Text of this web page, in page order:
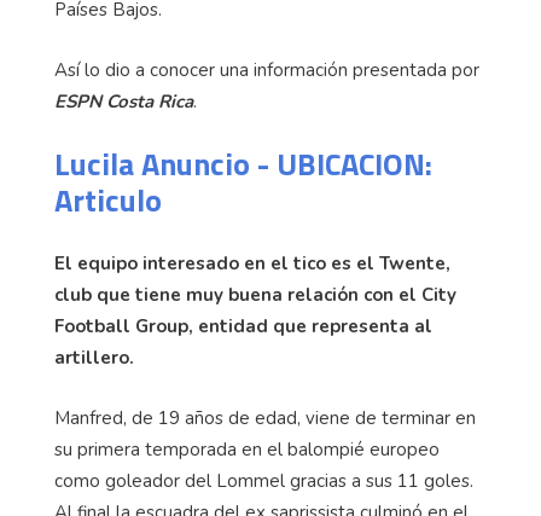
Países Bajos.
Así lo dio a conocer una información presentada por
ESPN Costa Rica.
Lucila Anuncio - UBICACION:
Articulo
El equipo interesado en el tico es el Twente,
club que tiene muy buena relación con el City
Football Group, entidad que representa al
artillero.
Manfred, de 19 años de edad, viene de terminar en
su primera temporada en el balompié europeo
como goleador del Lommel gracias a sus 11 goles.